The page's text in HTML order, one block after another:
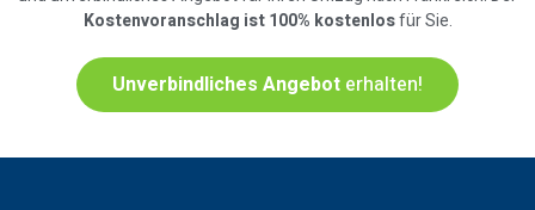
Kostenvoranschlag ist 100% kostenlosfür Sie.
Unverbindliches Angebot erhalten!